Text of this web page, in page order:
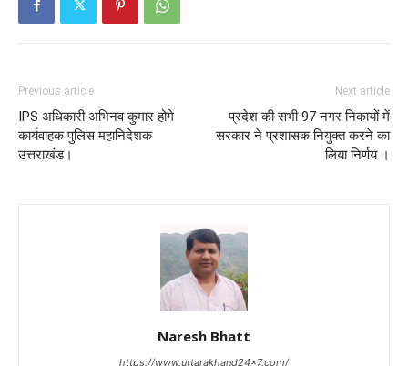
Previous article
IPS अधिकारी अभिनव कुमार होगे
कार्यवाहक पुलिस महानिदेशक
उत्तराखंड।
Next article
प्रदेश की सभी 97 नगर निकायों में
सरकार ने प्रशासक नियुक्त करने का
लिया निर्णय ।
Naresh Bhatt
https://www.uttarakhand24x7.com/